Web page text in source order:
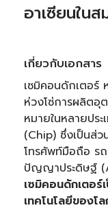
อาเซียนใน
เกี่ยวกับเอกสาร
เซมิคอนดักเตอร์
ห่วงโซ่การผลิตอุ
หมายในหลายปร
(Chip) ซึ่งเป็นส่
โทรศัพท์มือถือ ร
ปัญญาประดิษฐ์
เซมิคอนดักเตอร์
เทคโนโลยีของโ